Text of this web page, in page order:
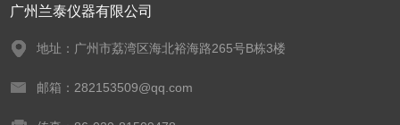
广州兰泰仪器有限公司
地址：广州市荔湾区海北裕海路265号B栋3楼
邮箱：282153509@qq.com